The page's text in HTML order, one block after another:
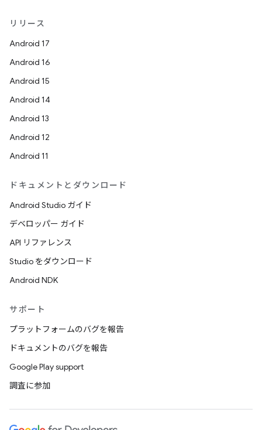
リリース
Android 17
Android 16
Android 15
Android 14
Android 13
Android 12
Android 11
ドキュメントとダウンロード
Android Studio ガイド
デベロッパー ガイド
API リファレンス
Studio をダウンロード
Android NDK
サポート
プラットフォームのバグを報告
ドキュメントのバグを報告
Google Play support
調査に参加